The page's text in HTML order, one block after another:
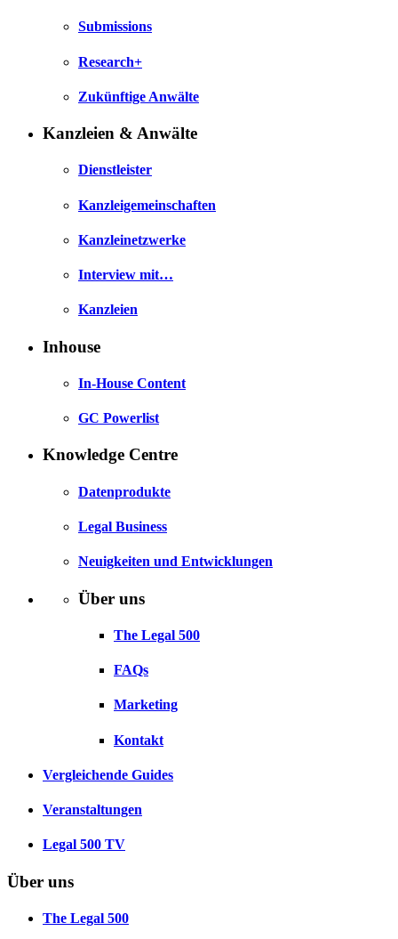
Submissions
Research+
Zukünftige Anwälte
Kanzleien & Anwälte
Dienstleister
Kanzleigemeinschaften
Kanzleinetzwerke
Interview mit…
Kanzleien
Inhouse
In-House Content
GC Powerlist
Knowledge Centre
Datenprodukte
Legal Business
Neuigkeiten und Entwicklungen
Über uns
The Legal 500
FAQs
Marketing
Kontakt
Vergleichende Guides
Veranstaltungen
Legal 500 TV
Über uns
The Legal 500